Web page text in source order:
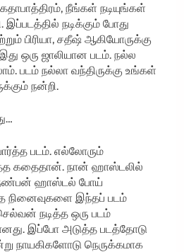
நீங்கள் நடியுங்கள்
நடிக்கும் போது
பிரியா, சதீஷ் ஆகியோருக்கு
ஒரு ஜாலியான படம். நல்ல
படம் நல்லா வந்திருக்கு உங்கள்
நன்றி.
படம். எல்லோரும்
கதைதான். நான் ஹாஸ்டலில்
ஹாஸ்டல் போய்
நினைவுகளை இந்தப் படம்
நடித்த ஒரு படம்
இப்போ அடுத்த படத்தோடு
நாயகிகளோடு நெருக்கமாக